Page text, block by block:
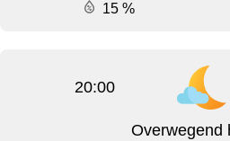
15 %
20:00
Overwegend